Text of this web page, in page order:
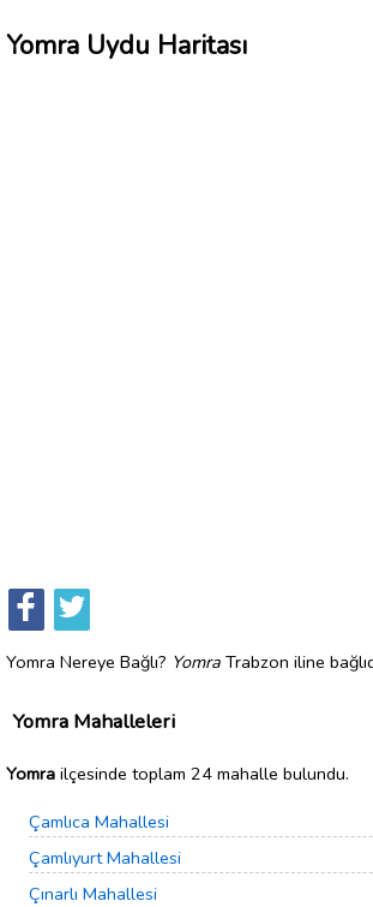
Yomra Uydu Haritası
Yomra Nereye Bağlı? Yomra Trabzon iline
Yomra Mahalleleri
Yomra ilçesinde toplam 24 mahalle bulundu.
Çamlıca Mahallesi
Çamlıyurt Mahallesi
Çınarlı Mahallesi